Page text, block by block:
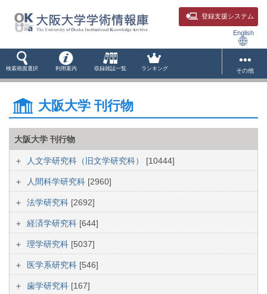
登録支援システム
English
検索画面選択 利用案内 収録雑誌一覧 ランキング その他
大阪大学 刊行物
大阪大学 刊行物
人文学研究科（旧文学研究科） [10444]
人間科学研究科 [2960]
法学研究科 [2692]
経済学研究科 [644]
理学研究科 [5037]
医学系研究科 [546]
歯学研究科 [167]